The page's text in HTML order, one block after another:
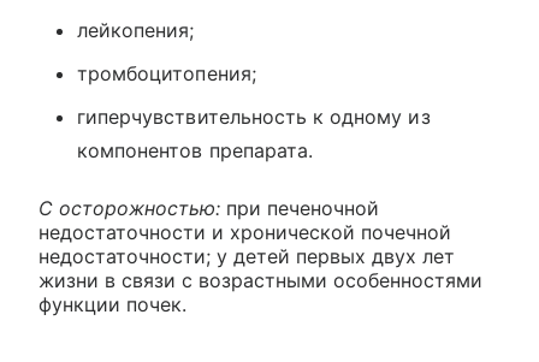
лейкопения;
тромбоцитопения;
гиперчувствительность к одному из
компонентов препарата.
С осторожностью: при печеночной
недостаточности и хронической почечной
недостаточности; у детей первых двух лет
жизни в связи с возрастными особенностями
функции почек.